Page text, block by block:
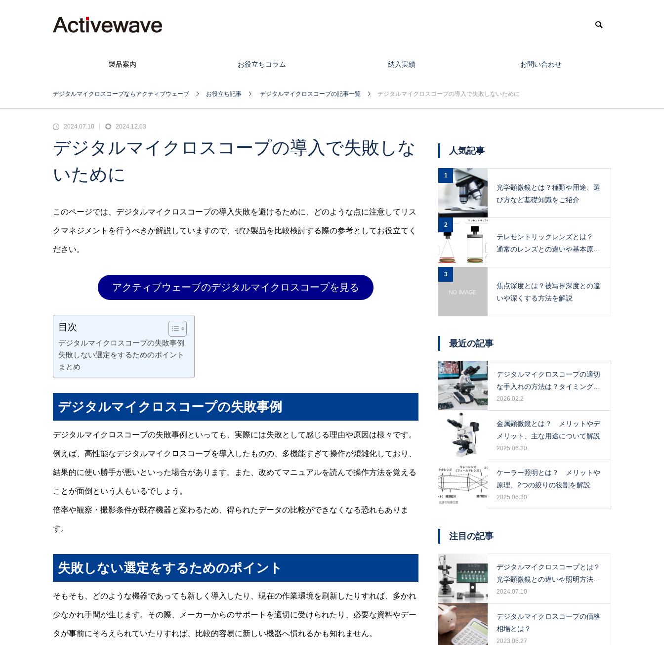
製品案内 お役立ちコラム 納入実績 お問い合わせ
デジタルマイクロスコープならアクティブウェーブ お役立ち記事 デジタルマイクロスコープの記事一覧 デジタルマイクロスコープの導入で失敗しないために
2024.07.10 2024.12.03
デジタルマイクロスコープの導入で失敗しな
いために
このページでは、デジタルマイクロスコープの導入失敗を避けるために、どのような点に注意してリス
クマネジメントを行うべきか解説していますので、ぜひ製品を比較検討する際の参考としてお役立てく
ださい。
アクティブウェーブのデジタルマイクロスコープを見る
目次
デジタルマイクロスコープの失敗事例
失敗しない選定をするためのポイント
まとめ
デジタルマイクロスコープの失敗事例
デジタルマイクロスコープの失敗事例といっても、実際には失敗として感じる理由や原因は様々です。
例えば、高性能なデジタルマイクロスコープを導入したものの、多機能すぎて操作が煩雑化しており、
結果的に使い勝手が悪いといった場合があります。また、改めてマニュアルを読んで操作方法を覚える
ことが面倒という人もいるでしょう。
倍率や観察・撮影条件が既存機器と変わるため、得られたデータの比較ができなくなる恐れもありま
す。
失敗しない選定をするためのポイント
そもそも、どのような機器であっても新しく導入したり、現在の作業環境を刷新したりすれば、多かれ
少なかれ手間が生じます。その際、メーカーからのサポートを適切に受けられたり、必要な資料やデー
タが事前にそろえられていたりすれば、比較的容易に新しい機器へ慣れるかも知れません。
人気記事
1
光学顕微鏡とは？種類や用途、選
び方など基礎知識をご紹介
2
テレセントリックレンズとは？
通常のレンズとの違いや基本原
3
焦点深度とは？被写界深度との違
いや深くする方法を解説
最近の記事
デジタルマイクロスコープの適切
な手入れの方法は？タイミングや
保管場所も解説！
2026.02.2
金属顕微鏡とは？ メリットやデ
メリット、主な用途について解説
2025.06.30
ケーラー照明とは？ メリットや
原理、2つの絞りの役割を解説
2025.06.30
注目の記事
デジタルマイクロスコープとは？
光学顕微鏡との違いや照明方法に
ついて解説！
2024.07.10
デジタルマイクロスコープの価格
相場とは？
2023.06.27